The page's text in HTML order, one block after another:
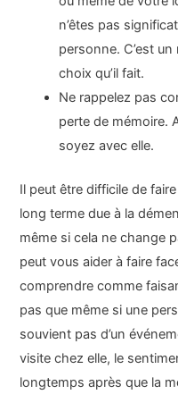
n’êtes pas
personne. C’est
choix qu’il fait.
Ne rappelez pas
perte de mémoire.
soyez avec elle.
Il peut être difficile de
long terme due à la
même si cela ne change
peut vous aider à faire
comprendre comme
pas que même si une
souvient pas d’un
visite chez elle, le
longtemps après que la